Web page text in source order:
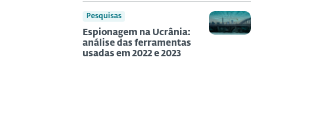
Pesquisas
Espionagem na Ucrânia:
análise das ferramentas
usadas em 2022 e 2023